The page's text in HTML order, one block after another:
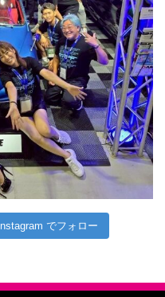
Instagram でフォロー